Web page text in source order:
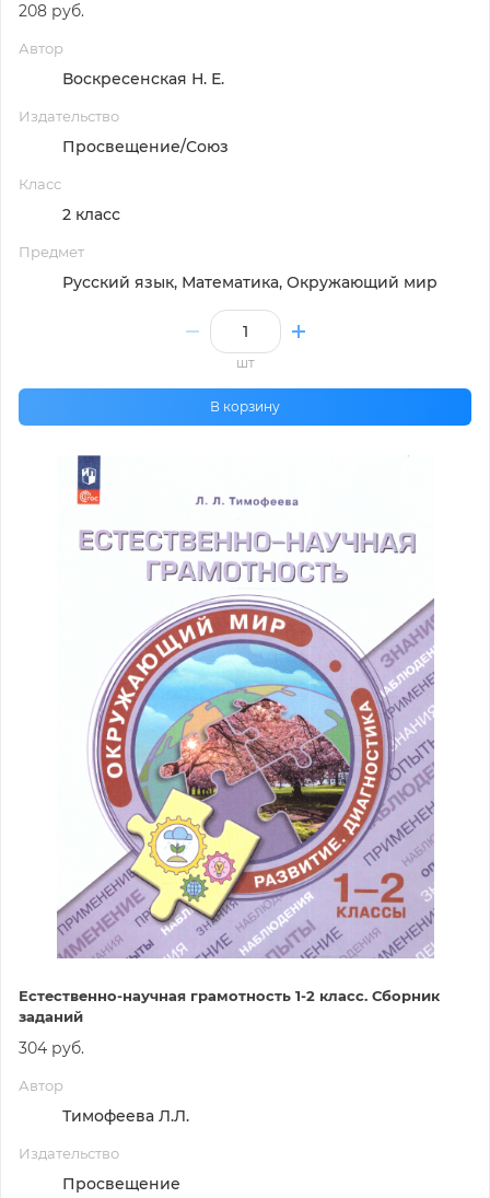
208 руб.
Автор
Воскресенская Н. Е.
Издательство
Просвещение/Союз
Класс
2 класс
Предмет
Русский язык, Математика, Окружающий мир
шт
В корзину
Естественно-научная грамотность 1-2 класс. Сборник
заданий
304 руб.
Автор
Тимофеева Л.Л.
Издательство
Просвещение